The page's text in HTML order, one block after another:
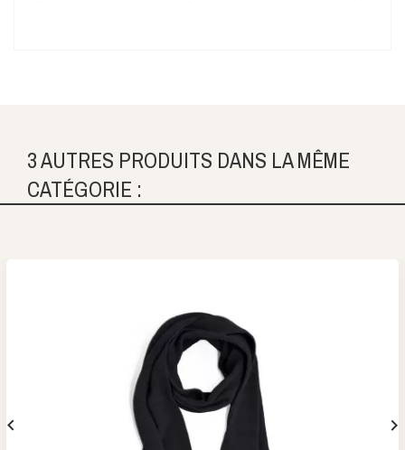
3 AUTRES PRODUITS DANS LA MÊME
CATÉGORIE :
 